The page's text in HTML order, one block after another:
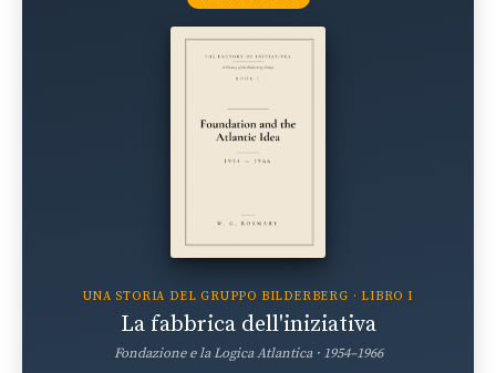
UNA STORIA DEL GRUPPO BILDERBERG · LIBRO I
La fabbrica dell'iniziativa
Fondazione e la Logica Atlantica · 1954–1966